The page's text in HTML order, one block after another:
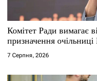
Комітет Ради вимагає
призначення
7 Серпня, 2026